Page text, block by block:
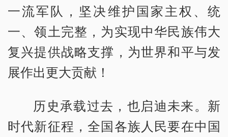
一流军队，坚决维护国家主权、统
一、领土完整，为实现中华民族伟大
复兴提供战略支撑，为世界和平与发
展作出更大贡献！
历史承载过去，也启迪未来。新
时代新征程，全国各族人民要在中国